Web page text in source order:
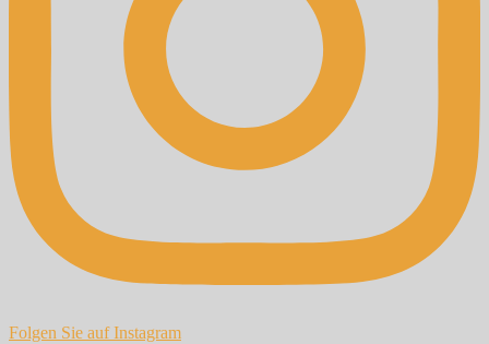
Folgen Sie auf Instagram